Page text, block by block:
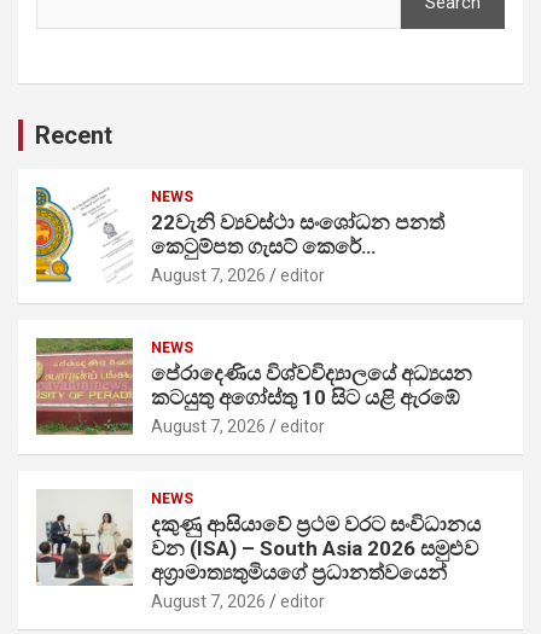
Recent
NEWS
22වැනි ව්‍යවස්ථා සංශෝධන පනත්
කෙටුම්පත ගැසට් කෙරේ…
August 7, 2026 editor
NEWS
පේරාදෙණිය විශ්වවිද්‍යාලයේ අධ්‍යයන
කටයුතු අගෝස්තු 10 සිට යළි ඇරඹේ
August 7, 2026 editor
NEWS
දකුණු ආසියාවේ ප්‍රථම වරට සංවිධානය
වන (ISA) – South Asia 2026 සමුළුව
අග්‍රාමාත්‍යතුමියගේ ප්‍රධානත්වයෙන්
August 7, 2026 editor